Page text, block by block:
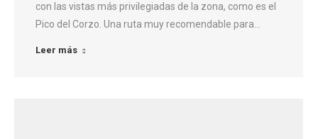
con las vistas más privilegiadas de la zona, como es el
Pico del Corzo. Una ruta muy recomendable para…
Leer más